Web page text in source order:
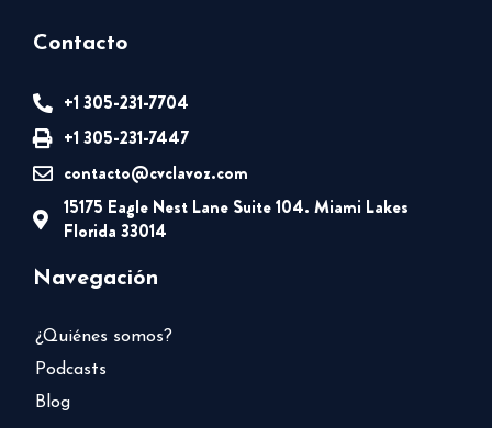
Contacto
+1 305-231-7704
+1 305-231-7447
contacto@cvclavoz.com
15175 Eagle Nest Lane Suite 104. Miami Lakes
Florida 33014
Navegación
¿Quiénes somos?
Podcasts
Blog